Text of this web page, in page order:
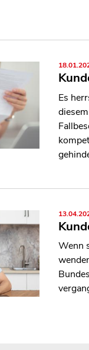
Es
Wenn